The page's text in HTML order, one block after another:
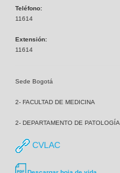
Teléfono:
11614
Extensión:
11614
Sede Bogotá
2- FACULTAD DE MEDICINA
2- DEPARTAMENTO DE PATOLOGÍA
CVLAC